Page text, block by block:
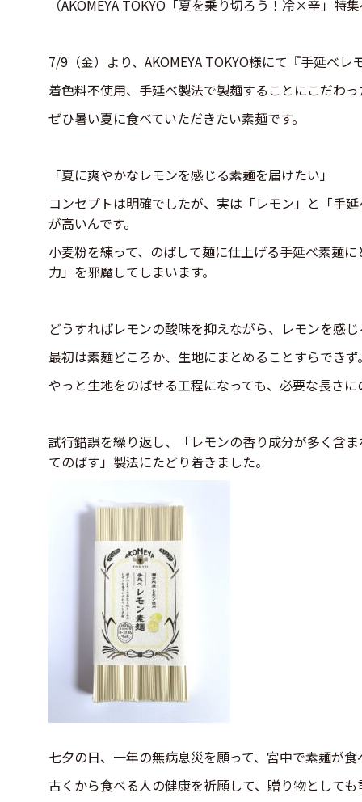
（AKOMEYA TOKYO「夏を乗り切ろう！冷×辛」特
7/9（金）より、AKOMEYA TOKYO様にて『手延べ
着色料不使用、手延べ製法で製麺することにこだわ
ぜひ暑い夏に食べていただきたい素麺です。
「夏に爽やかなレモンを感じる素麺を届けたい」
コンセプトは明確でしたが、実は「レモン」と「手
が高いんです。
小麦粉を練って、のばして麺に仕上げる手延べ素麺
力」を邪魔してしまいます。
どうすればレモンの酸味を抑えながら、レモンを感
最初は素麺どころか、生地にまとめることすらできず
やっと生地をのばせる工程になっても、必要な長さ
試行錯誤を繰り返し、「レモンの香り成分が多く含
てのばす」製法にたどり着きました。
七夕の日、一年の無病息災を願って、宮中で素麺が
古くから食べる人の健康を祈願して、贈り物として